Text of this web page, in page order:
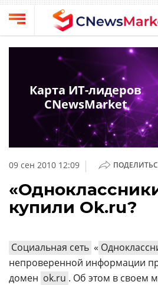
Выбрать
провайдера
Компании
обзоры
кабинет
О
CNews
Аналитика
CNews
Конференции
Техника
09 сен 2010 12:09 |
купили Ok.ru?
Социальная сеть «
непроверенной информации
домен ok.ru . Об этом в своем
Карта ИТ-лидеров
CNewsMarket